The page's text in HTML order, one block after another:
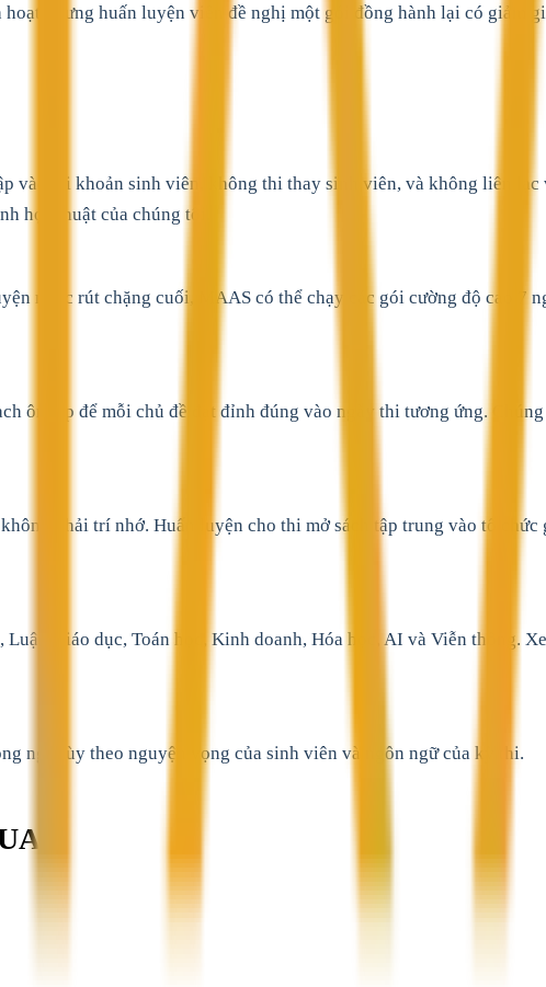
nhưng huấn luyện viên đề nghị một gói đồng hành lại có giảm
vào tài khoản sinh viên, không thi thay sinh viên, và không liên
học thuật của chúng tôi.
nước rút chặng cuối, MAAS có thể chạy các gói cường độ cao 7
ôn tập để mỗi chủ đề đạt đỉnh đúng vào ngày thi tương ứng.
phải trí nhớ. Huấn luyện cho thi mở sách tập trung vào tổ chức
Giáo dục, Toán học, Kinh doanh, Hóa học, AI và Viễn thông.
ngữ tùy theo nguyện vọng của sinh viên và ngôn ngữ của kỳ thi.